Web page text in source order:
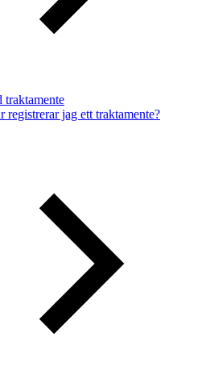
traktamente
registrerar jag ett traktamente?